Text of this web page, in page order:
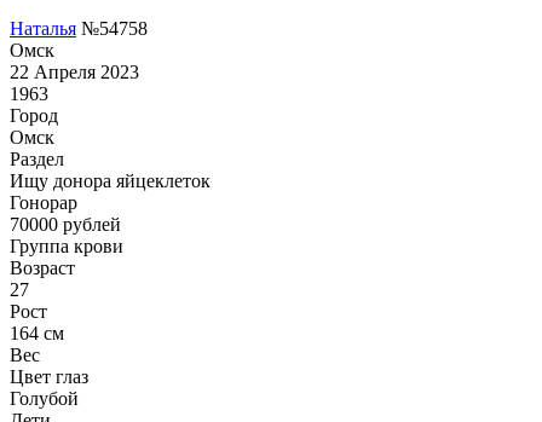
Наталья №54758
Омск
22 Апреля 2023
1963
Город
Омск
Раздел
Ищу донора яйцеклеток
Гонoрар
70000 рублей
Группа крови
Возраст
27
Рост
164 см
Вес
Цвет глаз
Голубой